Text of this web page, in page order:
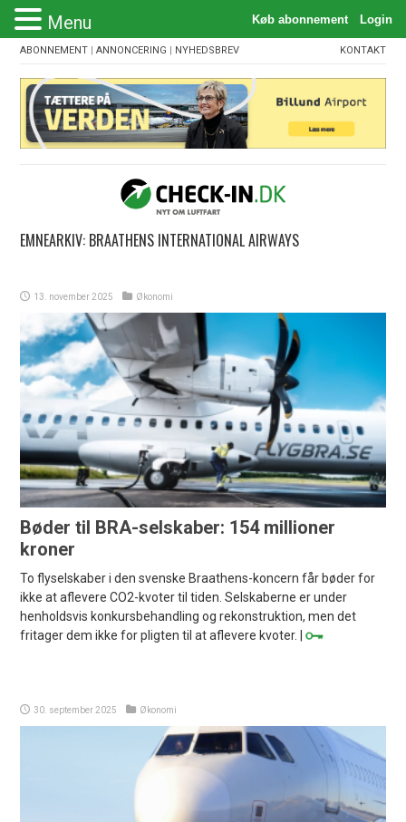
ABONNEMENT |ANNONCERING | NYHEDSBREV KONTAKT
EMNEARKIV: BRAATHENS INTERNATIONAL AIRWAYS
13. november 2025 Økonomi
Bøder til BRA-selskaber: 154 millioner
kroner
To flyselskaber i den svenske Braathens-koncern får bøder for
ikke at aflevere CO2-kvoter til tiden. Selskaberne er under
henholdsvis konkursbehandling og rekonstruktion, men det
fritager dem ikke for pligten til at aflevere kvoter. |
30. september 2025 Økonomi
Menu